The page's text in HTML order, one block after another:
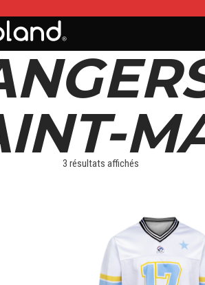
3 résultats affichés